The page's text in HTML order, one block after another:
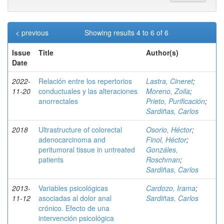
Showing results 4 to 6 of 6
< previous
Issue
Date
Title Author(s)
2022-
11-20
Relación entre los repertorios
conductuales y las alteraciones
anorrectales
Lastra, Cineret;
Moreno, Zoila;
Prieto, Purificación;
Sardiñas, Carlos
2018
Ultrastructure of colorectal
adenocarcinoma and
peritumoral tissue in untreated
patients
Osorio, Héctor;
Finol, Héctor;
Gonzáles,
Roschman;
Sardiñas, Carlos
2013-
11-12
Variables psicológicas
asociadas al dolor anal
crónico. Efecto de una
intervención psicológica
Cardozo, Irama;
Sardiñas, Carlos